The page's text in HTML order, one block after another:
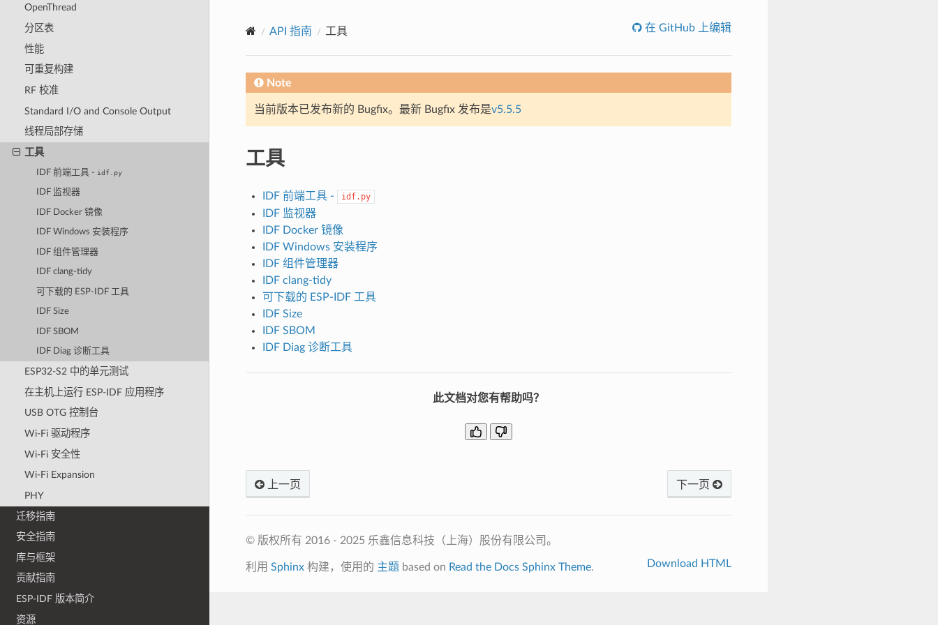
OpenThread
分区表
性能
可重复构建
RF 校准
Standard I/O and Console Output
线程局部存储
工具
IDF 前端工具 - idf.py
IDF 监视器
IDF Docker 镜像
IDF Windows 安装程序
IDF 组件管理器
IDF clang-tidy
可下载的 ESP-IDF 工具
IDF Size
IDF SBOM
IDF Diag 诊断工具
ESP32-S2 中的单元测试
在主机上运行 ESP-IDF 应用程序
USB OTG 控制台
Wi-Fi 驱动程序
Wi-Fi 安全性
Wi-Fi Expansion
PHY
迁移指南
安全指南
库与框架
贡献指南
ESP-IDF 版本简介
资源
API 指南 工具 在 GitHub 上编辑
Note
当前版本已发布新的 Bugfix。最新 Bugfix 发布是v5.5.5
工具
IDF 前端工具 - idf.py
IDF 监视器
IDF Docker 镜像
IDF Windows 安装程序
IDF 组件管理器
IDF clang-tidy
可下载的 ESP-IDF 工具
IDF Size
IDF SBOM
IDF Diag 诊断工具
此文档对您有帮助吗？
上一页 下一页
© 版权所有 2016 - 2025 乐鑫信息科技（上海）股份有限公司。
利用 Sphinx构建，使用的 主题 based on Read the Docs Sphinx Theme. Download HTML